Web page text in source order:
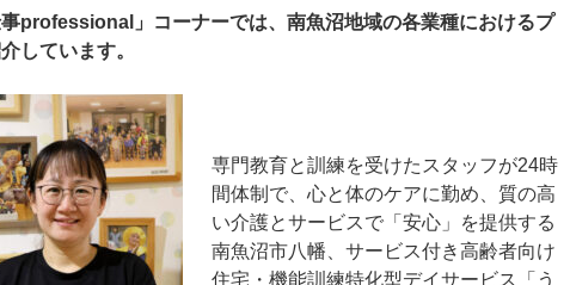
professional 」コーナーでは、南魚沼地域の各業種におけるプ
しています。
専門教育と訓練を受けたスタッフが24時
間体制で、心と体のケアに勤め、質の高
い介護とサービスで「安心」を提供する
南魚沼市八幡、サービス付き高齢者向け
住宅・機能訓練特化型デイサービス「う